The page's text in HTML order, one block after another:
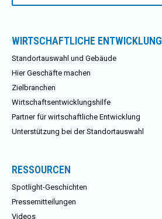
WIRTSCHAFTLICHE ENTWICKLUNG
Standortauswahl und Gebäude
Hier Geschäfte machen
Zielbranchen
Wirtschaftsentwicklungshilfe
Partner für wirtschaftliche Entwicklung
Unterstützung bei der Standortauswahl
RESSOURCEN
Spotlight-Geschichten
Pressemitteilungen
Videos